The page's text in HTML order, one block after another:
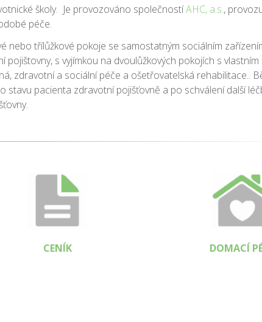
školy. Je provozováno společnostíAHC, a.s.,
péče.
třílůžkové pokoje se samostatným sociálním
s vyjímkou na dvoulůžkových pokojích s vlastním
zdravotní a sociální péče a ošetřovatelská rehabilitace..
pacienta zdravotní pojišťovně a po schválení další
CENÍK DOMACÍ